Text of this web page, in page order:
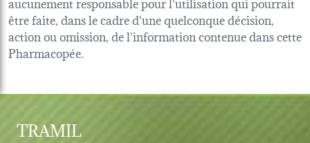
être faite, dans le cadre d'une quelconque décision,
action ou omission, de l'information contenue dans cette
Pharmacopée.
TRAMIL